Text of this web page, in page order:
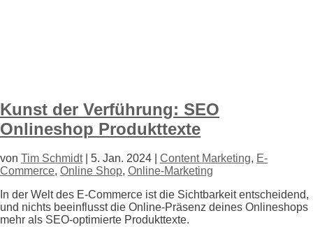
Kunst der Verführung: SEO
Onlineshop Produkttexte
von Tim Schmidt| 5. Jan. 2024 Content Marketing, E-
Commerce, Online Shop, Online-Marketing
In der Welt des E-Commerce ist die Sichtbarkeit entscheidend,
und nichts beeinflusst die Online-Präsenz deines Onlineshops
mehr als SEO-optimierte Produkttexte.